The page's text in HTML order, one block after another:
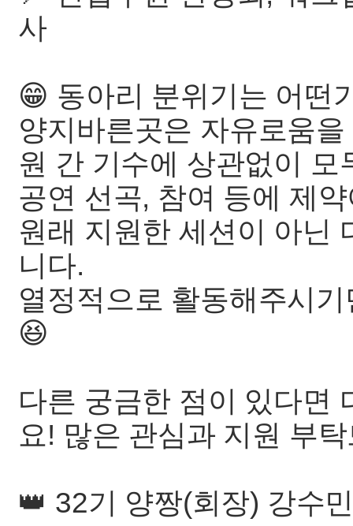
사
😁 동아리 분위기는 어떤
양지바른곳은 자유로움
원 간 기수에 상관없이
공연 선곡, 참여 등에 제
원래 지원한 세션이 아닌
니다.
열정적으로 활동해주시
😆
다른 궁금한 점이 있다면
요! 많은 관심과 지원 부
👑 32기 양짱(회장) 강수